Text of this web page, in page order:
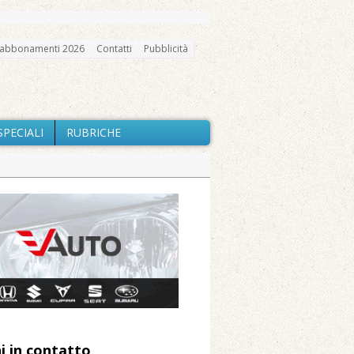
2026 Contatti Pubblicità
RUBRICHE
«Misura precauzionale e
della Pro Loco
estrema e gli incendi